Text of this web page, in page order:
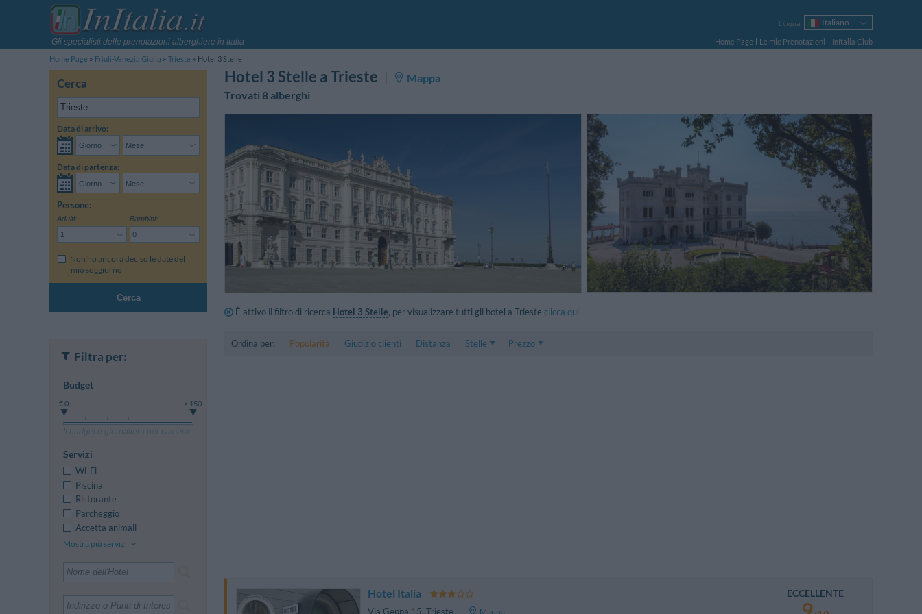
Gli specialisti delle prenotazioni alberghiere in Italia
Lingua
Italiano
English
Français
Polski
Home Page Le mie Prenotazioni
InItalia Club
Home Page
Friuli-Venezia Giulia Trieste Hotel 3 Stelle
Cerca
Data di arrivo:
Data di partenza:
Persone:
Adulti: Bambini:
Non ho ancora deciso le date del
mio soggiorno
Cerca
Hotel 3 Stelle a Trieste
Mappa
Trovati 8 alberghi
È attivo il filtro di ricerca Hotel 3 Stelle, per visualizzare tutti gli hotel a Trieste clicca qui
Ordina per: Popolarità Giudizio clienti Distanza
Stelle
Prezzo
Hotel Italia
Via Geppa 15, Trieste
Mappa
ECCELLENTE
Filtra per:
Budget
€ 0 > 150
Il budget è giornaliero per camera
Servizi
Wi-Fi
Piscina
Ristorante
Parcheggio
Accetta animali
Mostra più servizi